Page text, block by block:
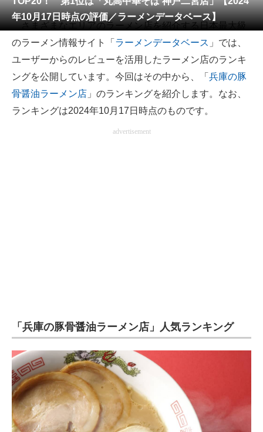
メディア
注目記事を集めた総合ページ
ITの今と未来を見通す
スマホと通信の最新トレンド
進化するPCとデバイスの未来
好きが集まる 比べて選べる
IT製品の技術・比較・事例
製造業のIT導入・活用を支援
モノづくり技術者専門サイト
エレクトロニクス専門サイト
年10月17日時点の評価／ラーメンデータベース】
さまざまなエリアのラーメン店を紹介する日本最大級
のラーメン情報サイト「 ラーメンデータベース 」では、
ユーザーからのレビューを活用したラーメン店のランキ
ングを公開しています。今回はその中から、「 兵庫の豚
骨醤油ラーメン店 」のランキングを紹介します。なお、
ランキングは2024年10月17日時点のものです。
advertisement
「兵庫の豚骨醤油ラーメン店」人気ランキング